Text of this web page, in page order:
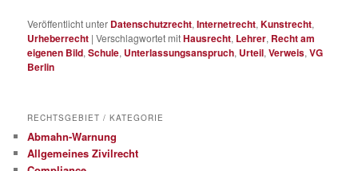
Veröffentlicht unter Datenschutzrecht,Internetrecht,Kunstrecht,
Urheberrecht |Verschlagwortet mitHausrecht, Lehrer, Recht am
eigenen Bild,Schule, Unterlassungsanspruch, Urteil,Verweis,VG
Berlin
RECHTSGEBIET / KATEGORIE
Abmahn-Warnung
Allgemeines Zivilrecht